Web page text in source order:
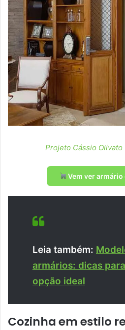
Projeto Cássio
Vem ver
Leia também:
armários: dicas
opção ideal
Cozinha em estilo